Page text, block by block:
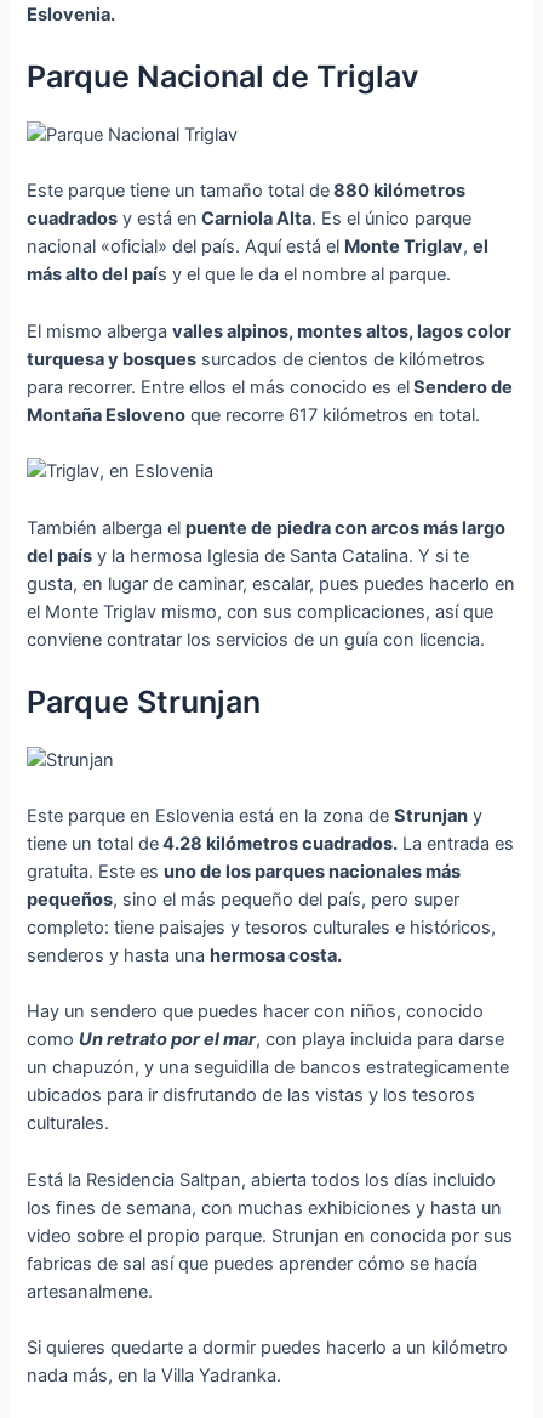
Eslovenia.
Parque Nacional de Triglav
Este parque tiene un tamaño total de880 kilómetros
cuadrados y está en Carniola Alta. Es el único parque
nacional «oficial» del país. Aquí está el Monte Triglav,el
más alto del país y el que le da el nombre al parque.
El mismo albergavalles alpinos, montes altos, lagos color
turquesa y bosques surcados de cientos de kilómetros
para recorrer. Entre ellos el más conocido es elSendero de
Montaña Esloveno que recorre 617 kilómetros en total.
También alberga elpuente de piedra con arcos más largo
del país y la hermosa Iglesia de Santa Catalina. Y si te
gusta, en lugar de caminar, escalar, pues puedes hacerlo en
el Monte Triglav mismo, con sus complicaciones, así que
conviene contratar los servicios de un guía con licencia.
Parque Strunjan
Este parque en Eslovenia está en la zona deStrunjan y
tiene un total de4.28 kilómetros cuadrados. La entrada es
gratuita. Este esuno de los parques nacionales más
pequeños, sino el más pequeño del país, pero super
completo: tiene paisajes y tesoros culturales e históricos,
senderos y hasta unahermosa costa.
Hay un sendero que puedes hacer con niños, conocido
como Un retrato por el mar, con playa incluida para darse
un chapuzón, y una seguidilla de bancos estrategicamente
ubicados para ir disfrutando de las vistas y los tesoros
culturales.
Está la Residencia Saltpan, abierta todos los días incluido
los fines de semana, con muchas exhibiciones y hasta un
video sobre el propio parque. Strunjan en conocida por sus
fabricas de sal así que puedes aprender cómo se hacía
artesanalmene.
Si quieres quedarte a dormir puedes hacerlo a un kilómetro
nada más, en la Villa Yadranka.